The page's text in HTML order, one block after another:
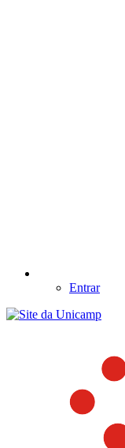
Entrar